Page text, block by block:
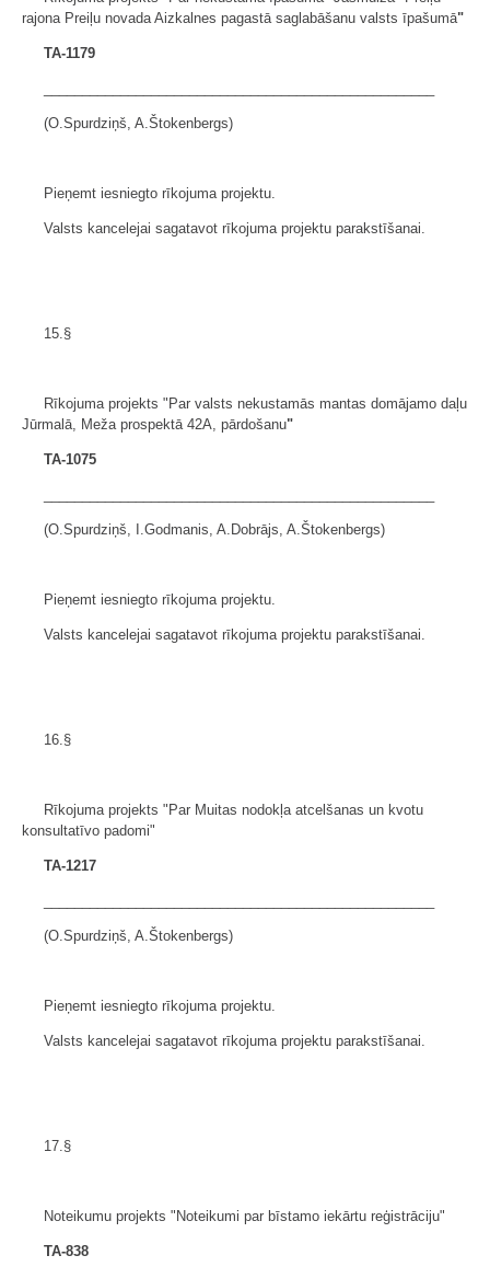
rajona Preiļu novada Aizkalnes pagastā saglabāšanu valsts īpašumā"
TA-1179
(O.Spurdziņš, A.Štokenbergs)
Pieņemt iesniegto rīkojuma projektu.
Valsts kancelejai sagatavot rīkojuma projektu parakstīšanai.
15.§
Rīkojuma projekts "Par valsts nekustamās mantas domājamo daļu
Jūrmalā, Meža prospektā 42A, pārdošanu"
TA-1075
(O.Spurdziņš, I.Godmanis, A.Dobrājs, A.Štokenbergs)
Pieņemt iesniegto rīkojuma projektu.
Valsts kancelejai sagatavot rīkojuma projektu parakstīšanai.
16.§
Rīkojuma projekts "Par Muitas nodokļa atcelšanas un kvotu
konsultatīvo padomi"
TA-1217
(O.Spurdziņš, A.Štokenbergs)
Pieņemt iesniegto rīkojuma projektu.
Valsts kancelejai sagatavot rīkojuma projektu parakstīšanai.
17.§
Noteikumu projekts "Noteikumi par bīstamo iekārtu reģistrāciju"
TA-838